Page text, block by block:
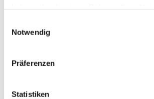
Notwendig
Präferenzen
Statistiken